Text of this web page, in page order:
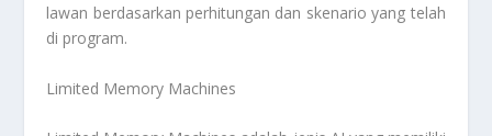
lawan berdasarkan perhitungan dan skenario yang telah
di program.
Limited Memory Machines